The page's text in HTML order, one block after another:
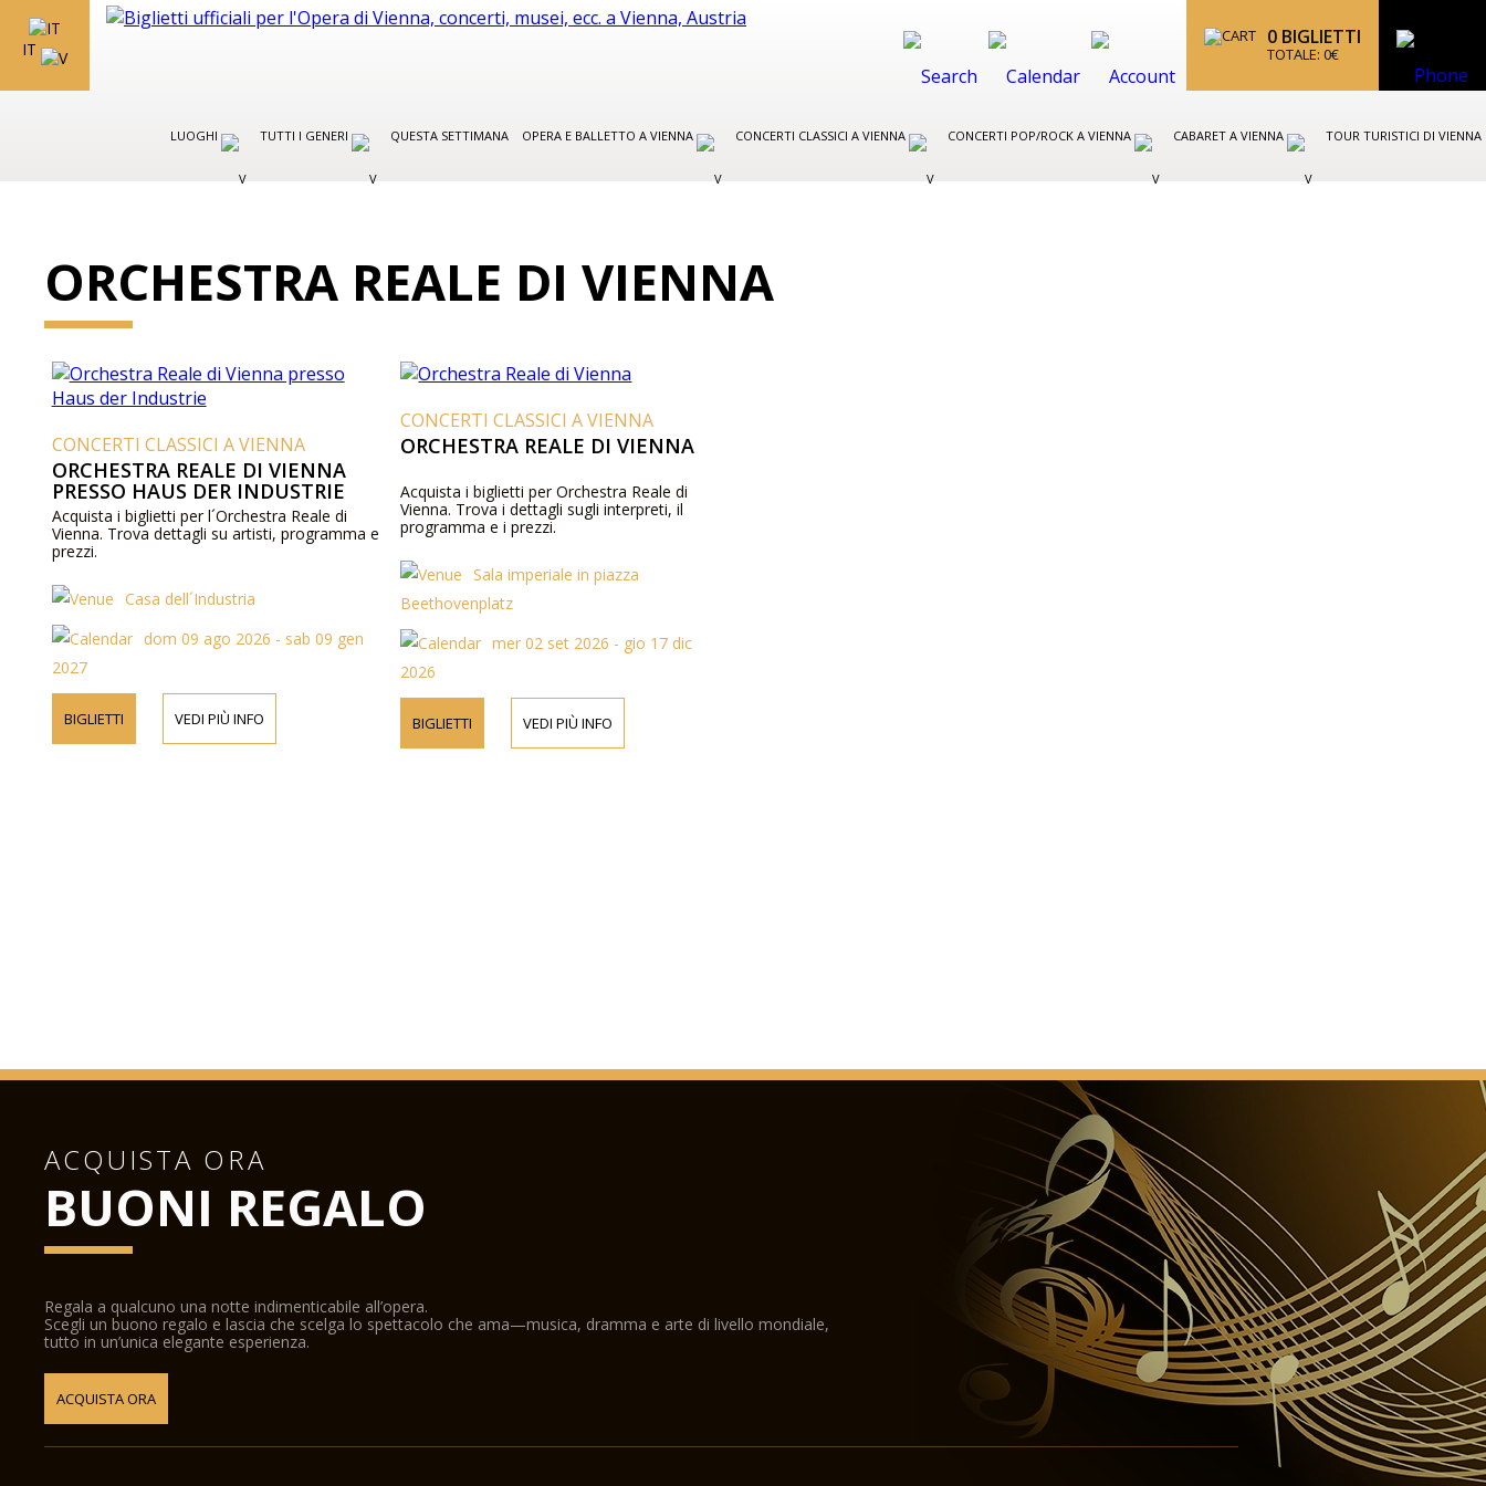
IT
0 BIGLIETTI
TOTALE: 0€
LUOGHI TUTTI I GENERI QUESTA SETTIMANA OPERA E BALLETTO A VIENNA CONCERTI CLASSICI A VIENNA CONCERTI POP/ROCK A VIENNA CABARET A VIENNA TOUR TURISTICI DI VIENNA
ORCHESTRA REALE DI VIENNA
CONCERTI CLASSICI A VIENNA
ORCHESTRA REALE DI VIENNA
PRESSO HAUS DER INDUSTRIE
Acquista i biglietti per l´Orchestra Reale di
Vienna. Trova dettagli su artisti, programma e
prezzi.
Casa dell´Industria
dom 09 ago 2026 - sab 09 gen
2027
BIGLIETTI VEDI PIÙ INFO
CONCERTI CLASSICI A VIENNA
ORCHESTRA REALE DI VIENNA
Acquista i biglietti per Orchestra Reale di
Vienna. Trova i dettagli sugli interpreti, il
programma e i prezzi.
Sala imperiale in piazza
Beethovenplatz
mer 02 set 2026 - gio 17 dic
2026
BIGLIETTI VEDI PIÙ INFO
ACQUISTA ORA
BUONI REGALO
Regala a qualcuno una notte indimenticabile all’opera.
Scegli un buono regalo e lascia che scelga lo spettacolo che ama—musica, dramma e arte di livello mondiale,
tutto in un’unica elegante esperienza.
ACQUISTA ORA